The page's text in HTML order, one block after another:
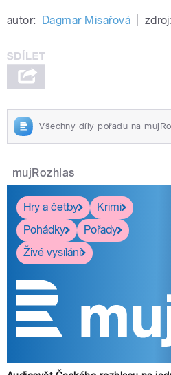
autor: Dagmar Misařová zdroj:
Všechny díly pořadu na
mujRozhlas
Hry a četby
Krimi
Pohádky
Pořady
Živé vysílání